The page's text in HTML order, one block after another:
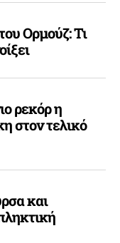
Ορμούζ: Τι
ρεκόρ η
στον τελικό
και